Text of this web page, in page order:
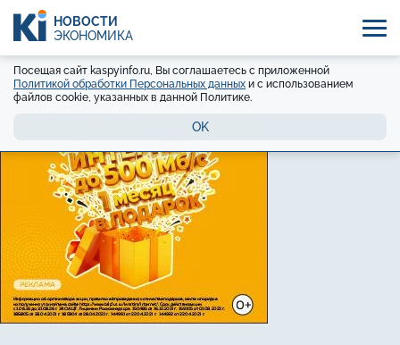
НОВОСТИ
ЭКОНОМИКА
Посещая сайт kaspyinfo.ru, Вы соглашаетесь с приложенной
Политикой обработки Персональных данных и с использованием
файлов cookie, указанных в данной Политике.
OK